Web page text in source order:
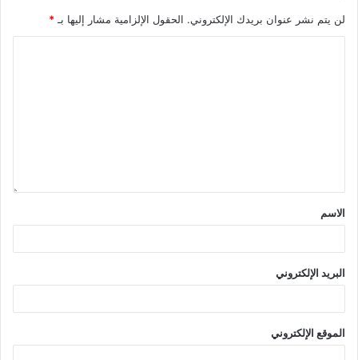
لن يتم نشر عنوان بريدك الإلكتروني. الحقول الإلزامية مشار إليها بـ *
الاسم
البريد الإلكتروني
الموقع الإلكتروني